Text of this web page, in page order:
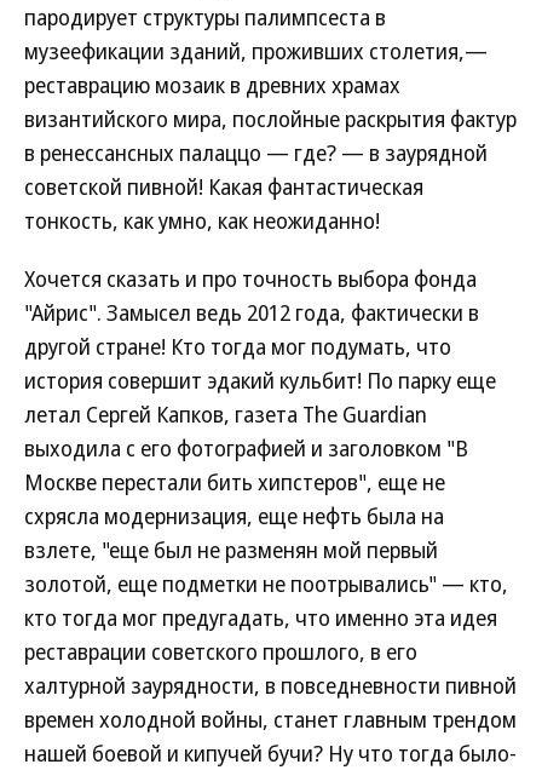
пародирует структуры палимпсеста в
музеефикации зданий, проживших столетия,—
реставрацию мозаик в древних храмах
византийского мира, послойные раскрытия фактур
в ренессансных палаццо — где? — в заурядной
советской пивной! Какая фантастическая
тонкость, как умно, как неожиданно!
Хочется сказать и про точность выбора фонда
"Айрис". Замысел ведь 2012 года, фактически в
другой стране! Кто тогда мог подумать, что
история совершит эдакий кульбит! По парку еще
летал Сергей Капков, газета The Guardian
выходила с его фотографией и заголовком "В
Москве перестали бить хипстеров", еще не
схрясла модернизация, еще нефть была на
взлете, "еще был не разменян мой первый
золотой, еще подметки не поотрывались" — кто,
кто тогда мог предугадать, что именно эта идея
реставрации советского прошлого, в его
халтурной заурядности, в повседневности пивной
времен холодной войны, станет главным трендом
нашей боевой и кипучей бучи? Ну что тогда было-